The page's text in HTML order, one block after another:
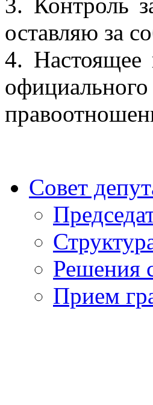
3. Контроль
оставляю за
4. Настоящее
Совет
Решения
Прием